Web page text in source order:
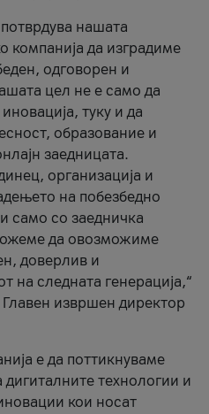
нашата
компанија да изградиме
одговорен и
цел не е само да
туку и да
образование и
заедницата.
организација и
на побезбедно
само со заедничка
да овозможиме
доверлив и
на следната генерација,“
извршен директор
е да поттикнуваме
технологии и
кои носат